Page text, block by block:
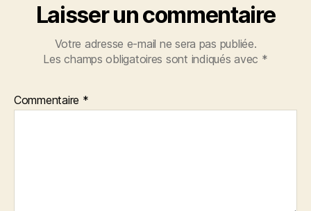
Laisser un commentaire
Votre adresse e-mail ne sera pas publiée.
Les champs obligatoires sont indiqués avec *
Commentaire *